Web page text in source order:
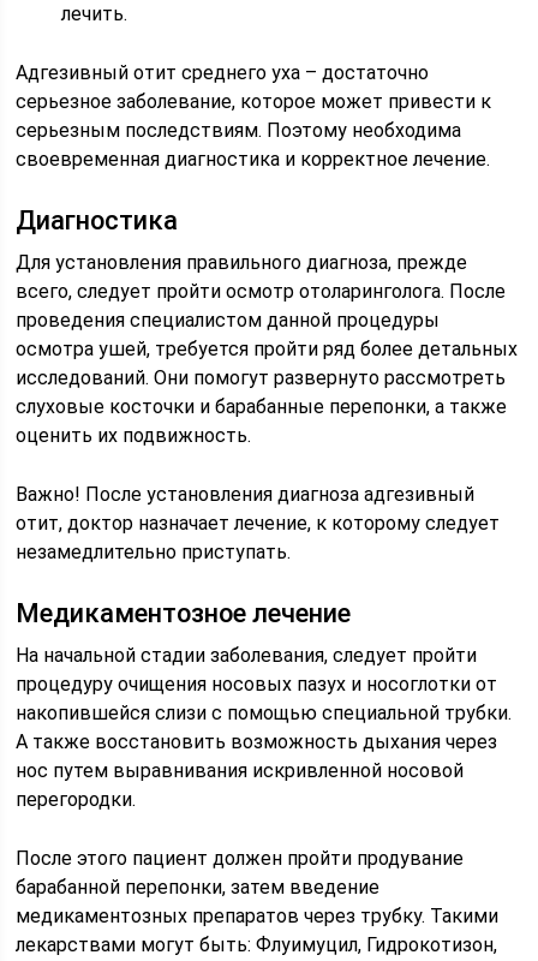
лечить.
Адгезивный отит среднего уха – достаточно
серьезное заболевание, которое может привести к
серьезным последствиям. Поэтому необходима
своевременная диагностика и корректное лечение.
Диагностика
Для установления правильного диагноза, прежде
всего, следует пройти осмотр отоларинголога. После
проведения специалистом данной процедуры
осмотра ушей, требуется пройти ряд более детальных
исследований. Они помогут развернуто рассмотреть
слуховые косточки и барабанные перепонки, а также
оценить их подвижность.
Важно! После установления диагноза адгезивный
отит, доктор назначает лечение, к которому следует
незамедлительно приступать.
Медикаментозное лечение
На начальной стадии заболевания, следует пройти
процедуру очищения носовых пазух и носоглотки от
накопившейся слизи с помощью специальной трубки.
А также восстановить возможность дыхания через
нос путем выравнивания искривленной носовой
перегородки.
После этого пациент должен пройти продувание
барабанной перепонки, затем введение
медикаментозных препаратов через трубку. Такими
лекарствами могут быть: Флуимуцил, Гидрокотизон,